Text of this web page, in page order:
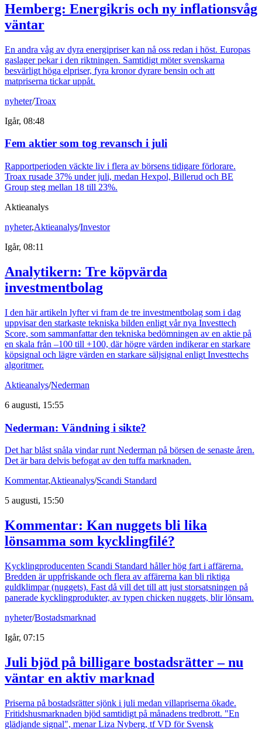
Hemberg: Energikris och ny inflationsvåg
väntar
En andra våg av dyra energipriser kan nå oss redan i höst. Europas
gaslager pekar i den riktningen. Samtidigt möter svenskarna
besvärligt höga elpriser, fyra kronor dyrare bensin och att
matpriserna tickar uppåt.
nyheter/Troax
Igår, 08:48
Fem aktier som tog revansch i juli
Rapportperioden väckte liv i flera av börsens tidigare förlorare.
Troax rusade 37% under juli, medan Hexpol, Billerud och BE
Group steg mellan 18 till 23%.
Aktieanalys
nyheter,Aktieanalys/Investor
Igår, 08:11
Analytikern: Tre köpvärda
investmentbolag
I den här artikeln lyfter vi fram de tre investmentbolag som i dag
uppvisar den starkaste tekniska bilden enligt vår nya Investtech
Score, som sammanfattar den tekniska bedömningen av en aktie på
en skala från –100 till +100, där högre värden indikerar en starkare
köpsignal och lägre värden en starkare säljsignal enligt Investtechs
algoritmer.
Aktieanalys/Nederman
6 augusti, 15:55
Nederman: Vändning i sikte?
Det har blåst snåla vindar runt Nederman på börsen de senaste åren.
Det är bara delvis befogat av den tuffa marknaden.
Kommentar,Aktieanalys/Scandi Standard
5 augusti, 15:50
Kommentar: Kan nuggets bli lika
lönsamma som kycklingfilé?
Kycklingproducenten Scandi Standard håller hög fart i affärerna.
Bredden är uppfriskande och flera av affärerna kan bli riktiga
guldklimpar (nuggets). Fast då vill det till att just storsatsningen på
panerade kycklingprodukter, av typen chicken nuggets, blir lönsam.
nyheter/Bostadsmarknad
Igår, 07:15
Juli bjöd på billigare bostadsrätter – nu
väntar en aktiv marknad
Priserna på bostadsrätter sjönk i juli medan villapriserna ökade.
Fritidshusmarknaden bjöd samtidigt på månadens tredbrott. "En
glädjande signal", menar Liza Nyberg, tf VD för Svensk